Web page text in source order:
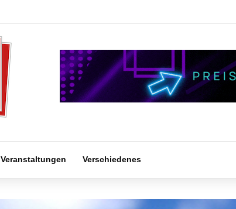
Veranstaltungen Verschiedenes